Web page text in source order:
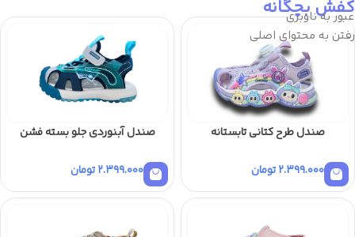
عبور به ناوبری
رفتن به محتوای اصلی
کفش بچگانه
صندل طرح کتانی تابستانه
2.399.000تومان
صندل آبنوردی جلو بسته فشن
2.399.000تومان